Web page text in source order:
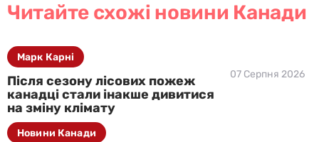
Читайте схожі новини Канади
Після сезону лісових пожеж
канадці стали інакше дивитися
на зміну клімату
07 Серпня 2026
Марк Карні
Новини Канади